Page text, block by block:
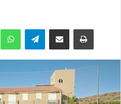
WhatsAppTelegramCompartir por Email Imprimir